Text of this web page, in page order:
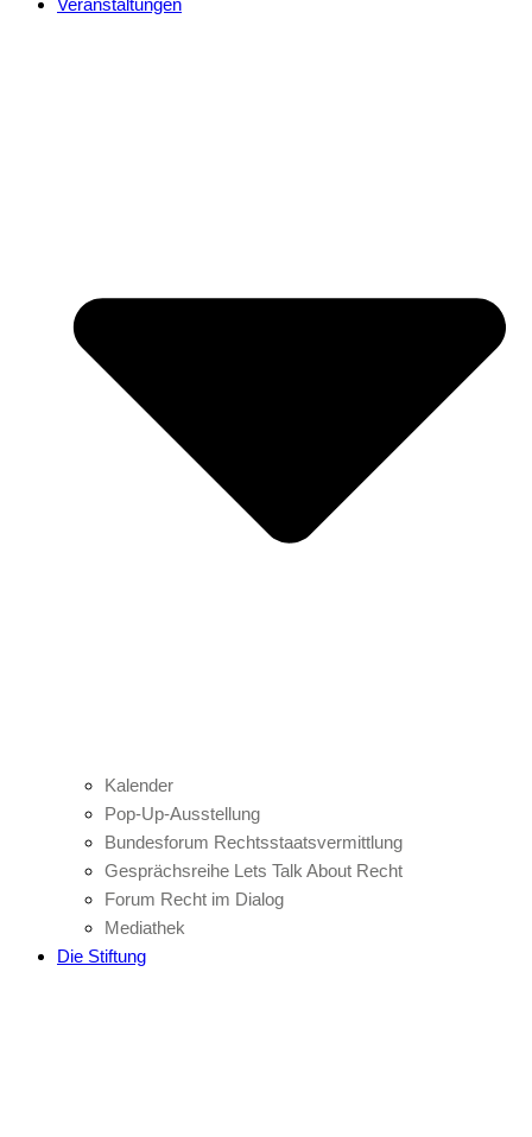
Veranstaltungen
Kalender
Pop-Up-Ausstellung
Bundesforum Rechtsstaatsvermittlung
Gesprächsreihe Lets Talk About Recht
Forum Recht im Dialog
Mediathek
Die Stiftung